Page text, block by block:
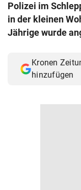
© Krone Multimedia
Polizei im
in der kleinen
Jährige wurde
Kronen
hinzufügen